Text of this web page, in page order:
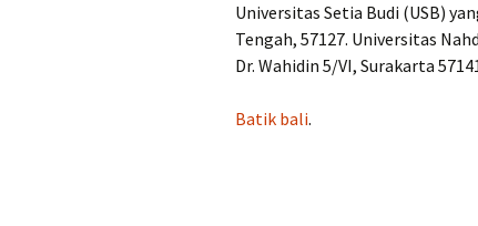
Universitas Setia Budi (USB)
Tengah, 57127. Universitas
Dr. Wahidin 5/VI, Surakarta
Batik bali.